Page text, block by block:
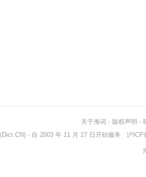
关于海词 - 版权声明 -
(Dict.CN) - 自 2003 年 11 月 27 日开始服务 沪ICP